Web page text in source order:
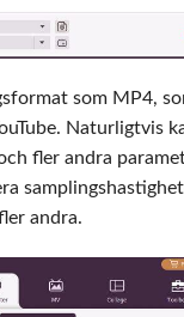
som MP4,
Naturligtvis
fler andra
andra.